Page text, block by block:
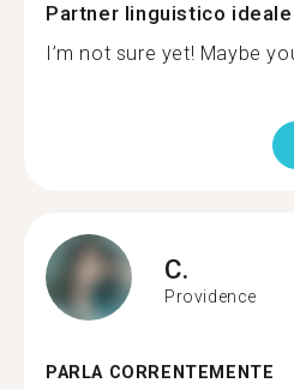
Partner linguistico ideale
I’m not sure yet! Maybe
C.
Providence
PARLA CORRENTEMENTE